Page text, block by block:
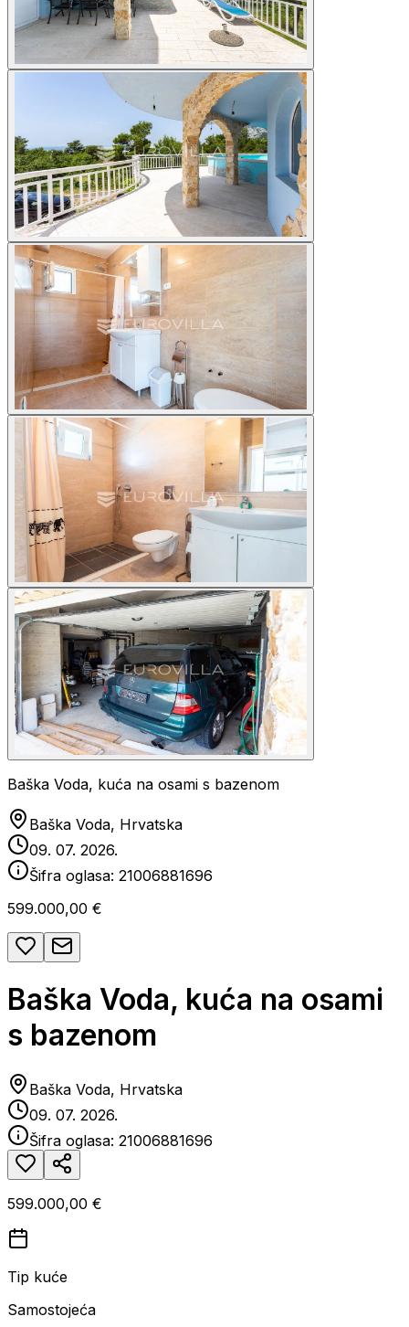
Baška Voda, kuća na osami s bazenom
Baška Voda, Hrvatska
09. 07. 2026.
Šifra oglasa: 21006881696
599.000,00 €
Baška Voda, kuća na osami
s bazenom
Baška Voda, Hrvatska
09. 07. 2026.
Šifra oglasa: 21006881696
599.000,00 €
Tip kuće
Samostojeća